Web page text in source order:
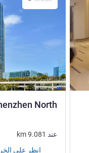
North
عند km9.081